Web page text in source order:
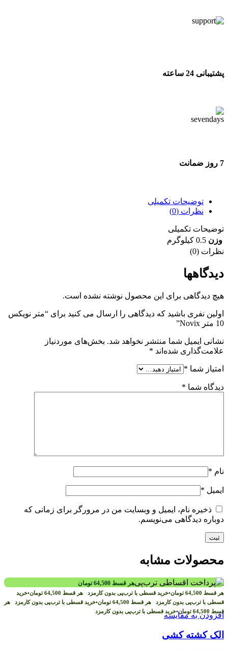
پشتیبانی 24 ساعته
7 روز ضمانت
توضیحات تکمیلی
نظرات (0)
توضیحات تکمیلی
وزن 0.5 کیلوگرم
نظرات (0)
دیدگاهها
هیچ دیدگاهی برای این محصول نوشته نشده است.
اولین نفری باشید که دیدگاهی را ارسال می کنید برای “متر نویکس
10 متر Novix”
نشانی ایمیل شما منتشر نخواهد شد. بخش‌های موردنیاز
علامت‌گذاری شده‌اند *
امتیاز شما *
دیدگاه شما *
نام *
ایمیل *
ذخیره نام، ایمیل و وبسایت من در مرورگر برای زمانی که
دوباره دیدگاهی می‌نویسم.
محصولات مشابه
هر قسط 64,500 تومان
هر قسط 64,500 تومان•خرید قسطی با ترب‌پی بدون کارمزد هر قسط 64,500 تومان•خرید
قسطی با ترب‌پی بدون کارمزد هر قسط 64,500 تومان•خرید قسطی با ترب‌پی بدون کارمزد هر
قسط 64,500 تومان•خرید قسطی با ترب‌پی بدون کارمزدافزودن به مقایسه
الک کشته کشی